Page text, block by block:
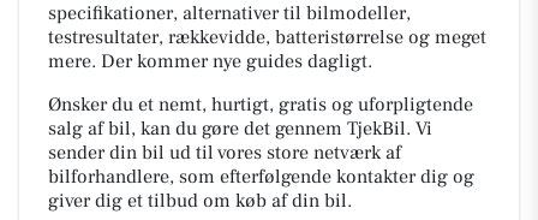
specifikationer, alternativer til bilmodeller,
testresultater, rækkevidde, batteristørrelse og meget
mere. Der kommer nye guides dagligt.
Ønsker du et nemt, hurtigt, gratis og uforpligtende
salg af bil, kan du gøre det gennem TjekBil. Vi
sender din bil ud til vores store netværk af
bilforhandlere, som efterfølgende kontakter dig og
giver dig et tilbud om køb af din bil.